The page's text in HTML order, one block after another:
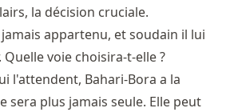
la décision cruciale.
appartenu, et soudain il lui
voie choisira-t-elle ?
l'attendent, Bahari-Bora a la
sera plus jamais seule. Elle peut